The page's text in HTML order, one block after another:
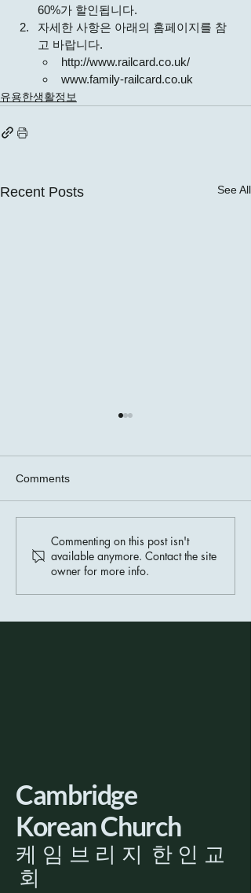
60%가 할인됩니다.
자세한 사항은 아래의 홈페이지를 참
고 바랍니다.
http://www.railcard.co.uk/
www.family-railcard.co.uk
유용한생활정보
Recent Posts See All
교회 주차 관리규정 및 주
차 신청안내
Comments
Commenting on this post isn't
available anymore. Contact the site
owner for more info.
Cambridge
Korean Church
​케 임 브 리 지 한 인 교
회